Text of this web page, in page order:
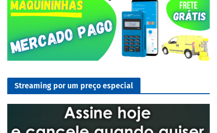
Streaming por um preço especial